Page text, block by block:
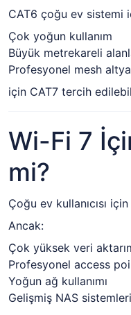
CAT6 çoğu ev sistemi
Çok yoğun kullanım
Büyük metrekareli
Profesyonel mesh
için CAT7 tercih
Wi-Fi 7
mi?
Çoğu ev kullanıcısı
Ancak:
Çok yüksek veri
Profesyonel access
Yoğun ağ kullanımı
Gelişmiş NAS sistemleri